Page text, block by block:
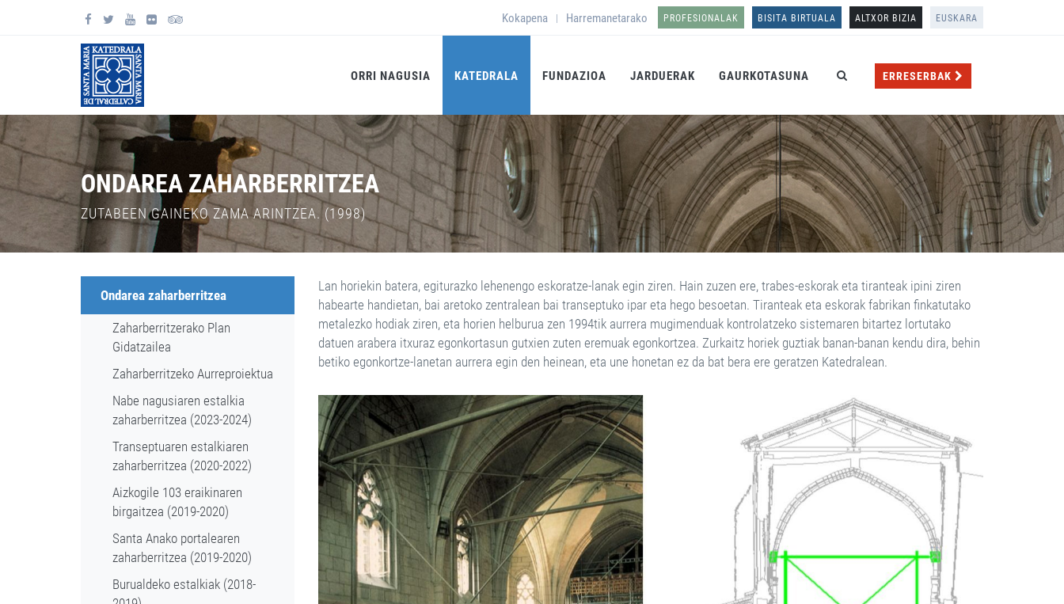
Kokapena | Harremanetarako PROFESIONALAK BISITA BIRTUALA ALTXOR BIZIA EUSKARA
ORRI NAGUSIA KATEDRALA FUNDAZIOA JARDUERAK GAURKOTASUNA ERRESERBAK
ONDAREA ZAHARBERRITZEA
ZUTABEEN GAINEKO ZAMA ARINTZEA. (1998)
Ondarea zaharberritzea
Zaharberritzerako Plan
Gidatzailea
Zaharberritzeko Aurreproiektua
Nabe nagusiaren estalkia
zaharberritzea (2023-2024)
Transeptuaren estalkiaren
zaharberritzea (2020-2022)
Aizkogile 103 eraikinaren
birgaitzea (2019-2020)
Santa Anako portalearen
zaharberritzea (2019-2020)
Burualdeko estalkiak (2018-
Lan horiekin batera, egiturazko lehenengo eskoratze-lanak egin ziren. Hain zuzen ere, trabes-eskorak eta tiranteak ipini ziren
habearte handietan, bai aretoko zentralean bai transeptuko ipar eta hego besoetan. Tiranteak eta eskorak fabrikan finkatutako
metalezko hodiak ziren, eta horien helburua zen 1994tik aurrera mugimenduak kontrolatzeko sistemaren bitartez lortutako
datuen arabera itxuraz egonkortasun gutxien zuten eremuak egonkortzea. Zurkaitz horiek guztiak banan-banan kendu dira, behin
betiko egonkortze-lanetan aurrera egin den heinean, eta une honetan ez da bat bera ere geratzen Katedralean.